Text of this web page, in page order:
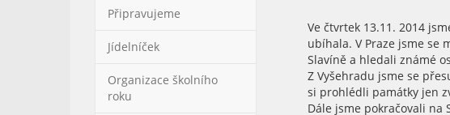
Připravujeme
Jídelníček
Organizace školního
roku
Ve čtvrtek 13.11. 2014
ubíhala. V Praze jsme se
Slavíně a hledali známé
Z Vyšehradu jsme se
si prohlédli památky jen
Dále jsme pokračovali